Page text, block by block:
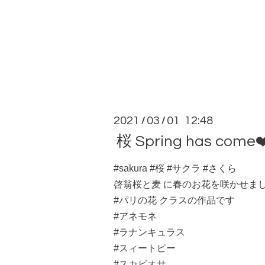
2021 / 03 / 01 12:48
桜 Spring has
#sakura #桜 #サクラ #さくら
啓翁桜と麦 に春のお花を咲かせま
#パリの花 クラスの作品です
#アネモネ
#ラナンキュラス
#スィートピー